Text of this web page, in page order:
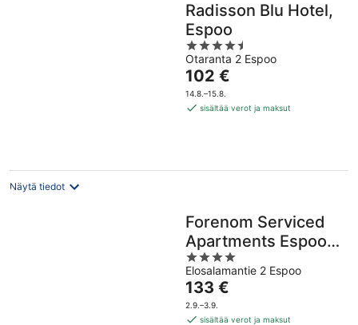
Radisson Blu Hotel,
Espoo
4.5
out
of
5
Otaranta 2 Espoo
Hinta
on
102 €
102 €
14.8.–15.8.
sisältää verot ja maksut
Näytä tiedot
Forenom Serviced
Apartments Espoo
Tapiola
4
out
of
5
Elosalamantie 2 Espoo
Hinta
on
133 €
133 €
2.9.–3.9.
sisältää verot ja maksut